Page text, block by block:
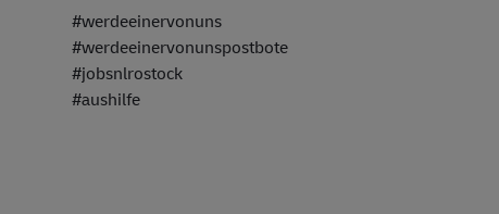
#werdeeinervonuns
#werdeeinervonunspostbote
#jobsnlrostock
#aushilfe